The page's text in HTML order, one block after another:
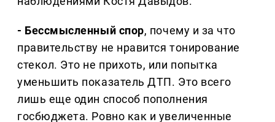
- Бессмысленный спор, почему и за что
правительству не нравится тонирование
стекол. Это не прихоть, или попытка
уменьшить показатель ДТП. Это всего
лишь еще один способ пополнения
госбюджета. Ровно как и увеличенные